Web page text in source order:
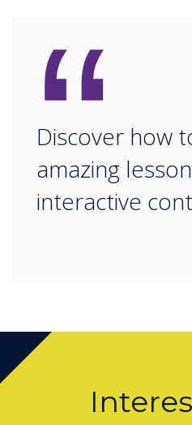
“
Discover how
amazing
interactive